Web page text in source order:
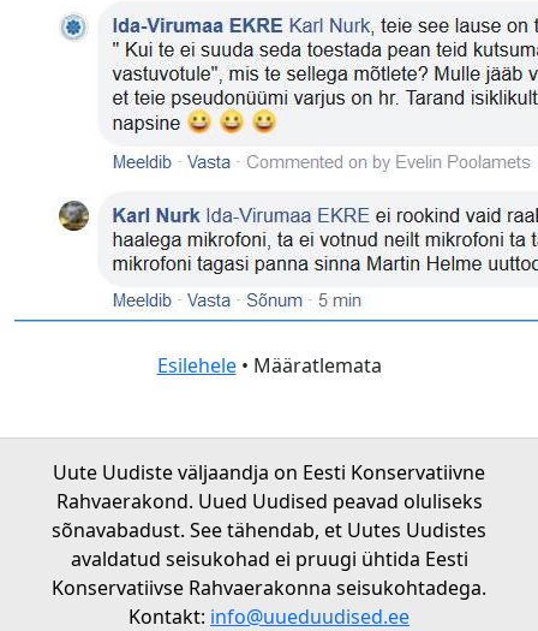
Esilehele• Määratlemata
Uute Uudiste väljaandja on Eesti Konservatiivne
Rahvaerakond. Uued Uudised peavad oluliseks
sõnavabadust. See tähendab, et Uutes Uudistes
avaldatud seisukohad ei pruugi ühtida Eesti
Konservatiivse Rahvaerakonna seisukohtadega.
Kontakt: info@uueduudised.ee